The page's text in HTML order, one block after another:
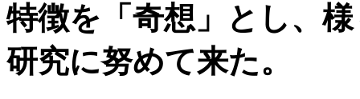
特徴を「奇想」とし、
研究に努めて来た。